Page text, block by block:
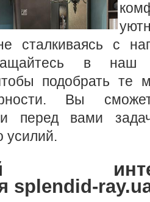
сталкиваясь с
в
подобрать те
Вы
перед вами
усилий.
splendid-